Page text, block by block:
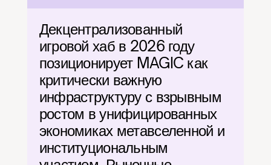
Декцентрализованный
игровой хаб в 2026 году
позиционирует MAGIC как
критически важную
инфраструктуру с взрывным
ростом в унифицированных
экономиках метавселенной и
институциональным